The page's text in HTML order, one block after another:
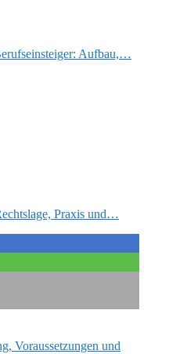
Aufbau,…
Praxis und…
Voraussetzungen und